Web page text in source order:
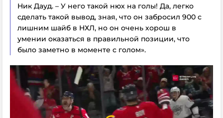
Ник Дауд. – У него такой нюх на голы! Да, легко
сделать такой вывод, зная, что он забросил 900 с
лишним шайб в НХЛ, но он очень хорош в
умении оказаться в правильной позиции, что
было заметно в моменте с голом».